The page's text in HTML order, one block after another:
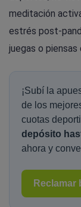
meditación
estrés post-
juegas o
¡Subí la
de los
cuotas
depósito
ahora y
Reclamar